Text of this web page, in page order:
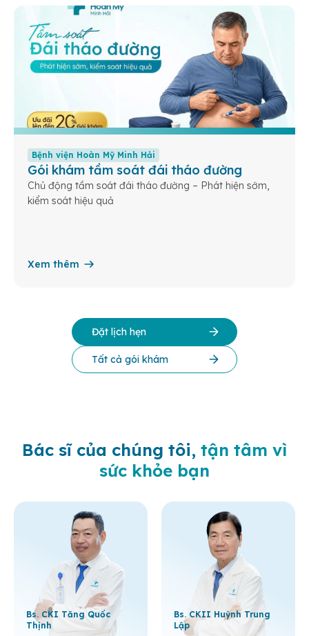
Bệnh viện Hoàn Mỹ Minh Hải
Gói khám tầm soát đái tháo đường
Chủ động tầm soát đái tháo đường – Phát hiện sớm,
kiểm soát hiệu quả
Xem thêm
Đặt lịch hẹn
Tất cả gói khám
Bác sĩ của chúng tôi, tận tâm vì
sức khỏe bạn
Bs. CKI Tăng Quốc
Thịnh
Bs. CKII Huỳnh Trung
Lập